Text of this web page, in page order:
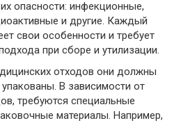
опасности: инфекционные,
и другие. Каждый
свои особенности и требует
при сборе и утилизации.
отходов они должны
В зависимости от
требуются специальные
материалы. Например,